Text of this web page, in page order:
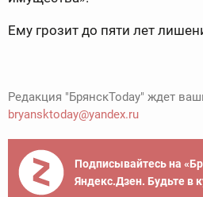
Ему грозит до пяти лет
Редакция "БрянскToday" ждет
bryansktoday@yandex.ru
Подписывайтесь на
Яндекс.Дзен. Будьте в